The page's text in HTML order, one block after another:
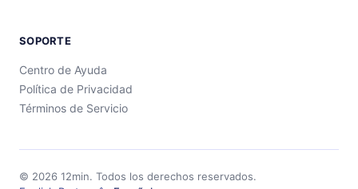
SOPORTE
Centro de Ayuda
Política de Privacidad
Términos de Servicio
© 2026 12min. Todos los derechos reservados.